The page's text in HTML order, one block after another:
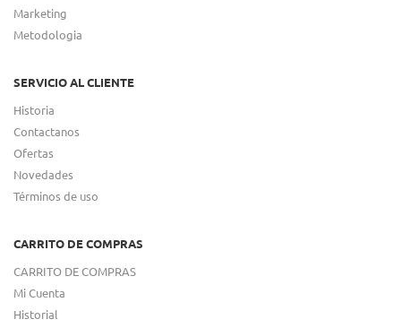
Marketing
Metodologia
SERVICIO AL CLIENTE
Historia
Contactanos
Ofertas
Novedades
Términos de uso
CARRITO DE COMPRAS
CARRITO DE COMPRAS
Mi Cuenta
Historial